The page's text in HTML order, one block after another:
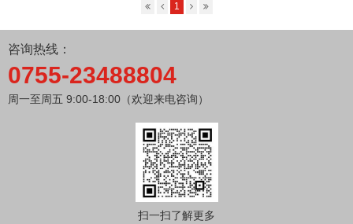
1
咨询热线：
0755-23488804
周一至周五 9:00-18:00（欢迎来电咨询）
扫一扫了解更多